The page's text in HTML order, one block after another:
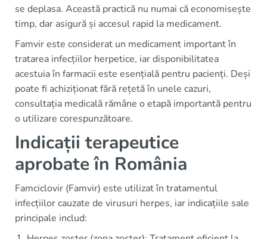
se deplasa. Această practică nu numai că economisește
timp, dar asigură și accesul rapid la medicament.
Famvir este considerat un medicament important în
tratarea infecțiilor herpetice, iar disponibilitatea
acestuia în farmacii este esențială pentru pacienți. Deși
poate fi achiziționat fără rețetă în unele cazuri,
consultația medicală rămâne o etapă importantă pentru
o utilizare corespunzătoare.
Indicații terapeutice
aprobate în România
Famciclovir (Famvir) este utilizat în tratamentul
infecțiilor cauzate de virusuri herpes, iar indicațiile sale
principale includ: